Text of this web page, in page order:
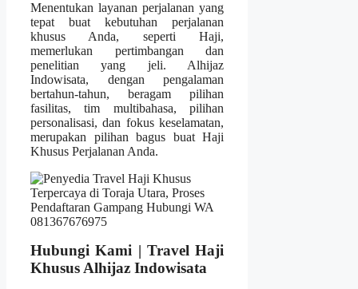
Menentukan layanan perjalanan yang
tepat buat kebutuhan perjalanan
khusus Anda, seperti Haji,
memerlukan pertimbangan dan
penelitian yang jeli. Alhijaz
Indowisata, dengan pengalaman
bertahun-tahun, beragam pilihan
fasilitas, tim multibahasa, pilihan
personalisasi, dan fokus keselamatan,
merupakan pilihan bagus buat Haji
Khusus Perjalanan Anda.
Hubungi Kami | Travel Haji
Khusus Alhijaz Indowisata